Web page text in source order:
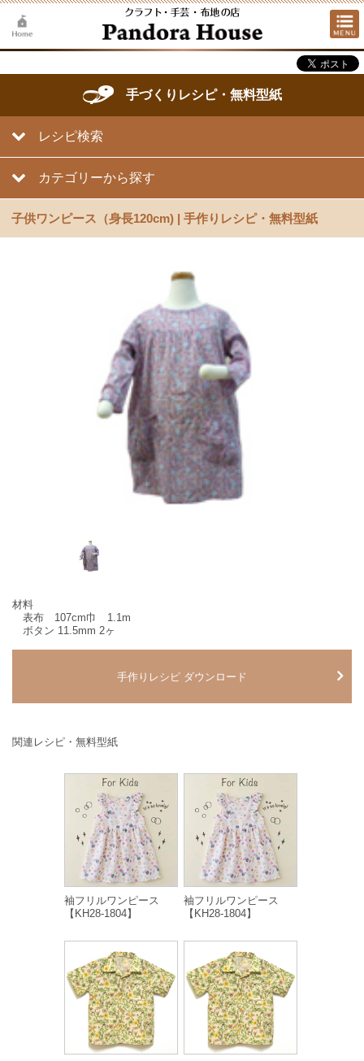
手づくりレシピ・無料型紙
レシピ検索
カテゴリーから探す
子供ワンピース（身長120cm) | 手作りレシピ・無料型紙
材料
表布 107cm巾 1.1m
ボタン 11.5mm 2ヶ
手作りレシピ ダウンロード
関連レシピ・無料型紙
袖フリルワンピース
【KH28-1804】
袖フリルワンピース
【KH28-1804】